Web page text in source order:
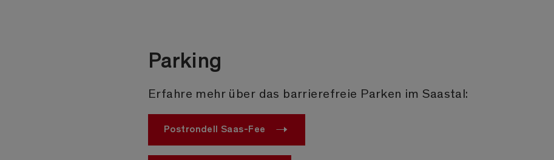
Parking
Erfahre mehr über das barrierefreie Parken im Saastal:
Postrondell Saas-Fee